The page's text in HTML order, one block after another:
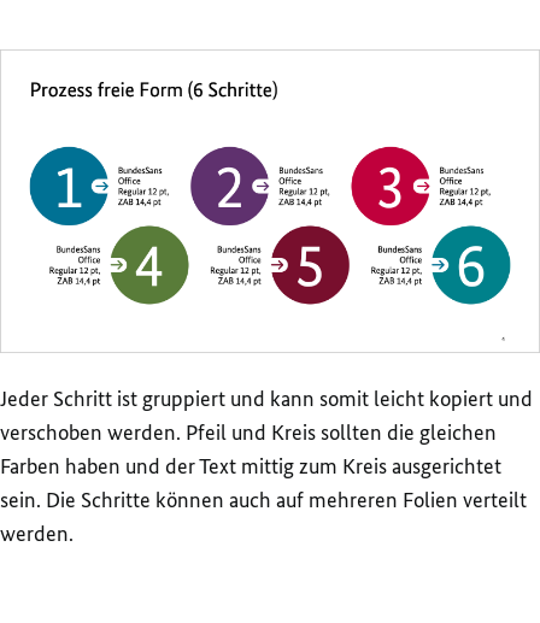
Jeder Schritt ist gruppiert und kann somit leicht kopiert und
verschoben werden. Pfeil und Kreis sollten die gleichen
Farben haben und der Text mittig zum Kreis ausgerichtet
sein. Die Schritte können auch auf mehreren Folien verteilt
werden.